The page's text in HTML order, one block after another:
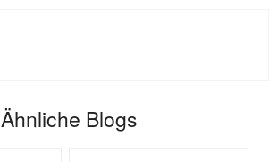
Ähnliche Blogs